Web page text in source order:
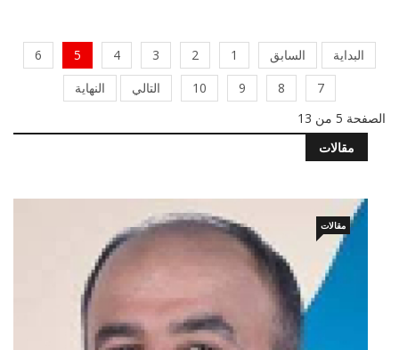
البداية السابق 1
2
3
4
5
6
7
8
9
10 التالي
النهاية
الصفحة 5 من 13
مقالات
مقالات